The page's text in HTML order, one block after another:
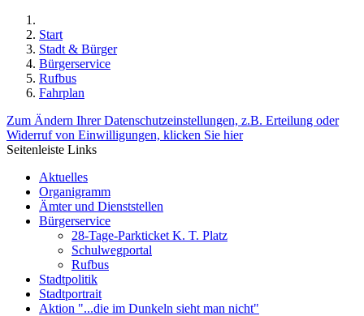
Start
Stadt & Bürger
Bürgerservice
Rufbus
Fahrplan
Zum Ändern Ihrer Datenschutzeinstellungen, z.B. Erteilung oder
Widerruf von Einwilligungen, klicken Sie hier
Seitenleiste Links
Aktuelles
Organigramm
Ämter und Dienststellen
Bürgerservice
28-Tage-Parkticket K. T. Platz
Schulwegportal
Rufbus
Stadtpolitik
Stadtportrait
Aktion "...die im Dunkeln sieht man nicht"